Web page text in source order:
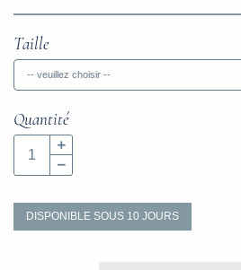
Taille
-- veuillez choisir --
Quantité
DISPONIBLE SOUS 10 JOURS